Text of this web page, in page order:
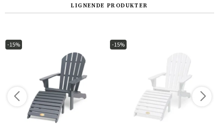
LIGNENDE PRODUKTER
-15% -15%